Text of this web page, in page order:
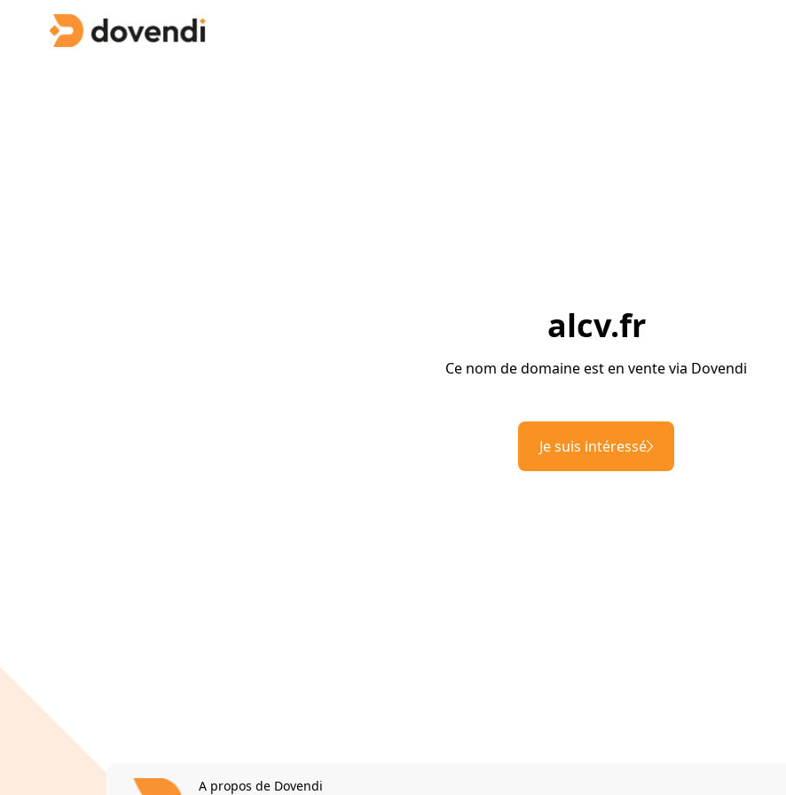
alcv.fr
Ce nom de domaine est en vente via Dovendi
Je suis intéressé
A propos de Dovendi